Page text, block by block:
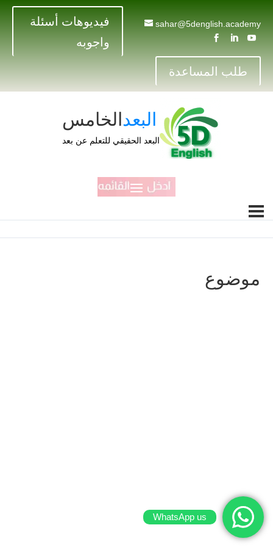
sahar@5denglish.academy
  
فيديوهات أسئلة
واجوبه
طلب المساعدة
البعدالخامس
البعد الحقيقي للتعلم عن بعد
موضوع
WhatsApp us